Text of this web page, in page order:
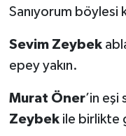
Sanıyorum böylesi
Sevim Zeybek
epey yakın.
Murat Öner’in eşi
Zeybek ile birlikte